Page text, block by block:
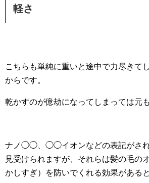
軽さ
こちらも単純に重いと途中で力尽きて
からです。
乾かすのが億劫になってしまっては元
ナノ◯◯、◯◯イオンなどの表記がされ
見受けられますが、それらは髪の毛の
かしすぎ）を防いでくれる効果がある